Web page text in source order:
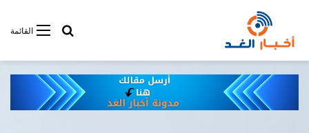
القائمةأبحت فى